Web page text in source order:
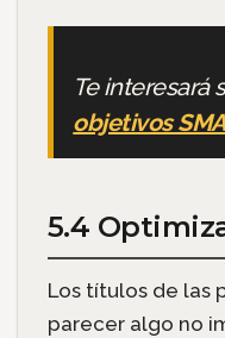
Te interesará
objetivos
5.4
Los títulos de las
parecer algo no